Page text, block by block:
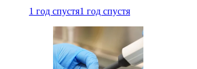
1 год спустя1 год спустя